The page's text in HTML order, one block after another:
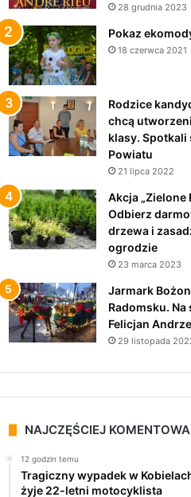
28 grudnia 2023
Pokaz
18 czerwca 2021
Rodzice
chcą
klasy. Spotkali
Powiatu
21 lipca 2022
Akcja „Zielone
Odbierz
drzewa i
ogrodzie
23 marca 2023
Jarmark
Radomsku.
Felicjan
29 listopada
NAJCZĘŚCIEJ
12 godzin temu
Tragiczny wypadek w
żyje 22-letni motocyklista